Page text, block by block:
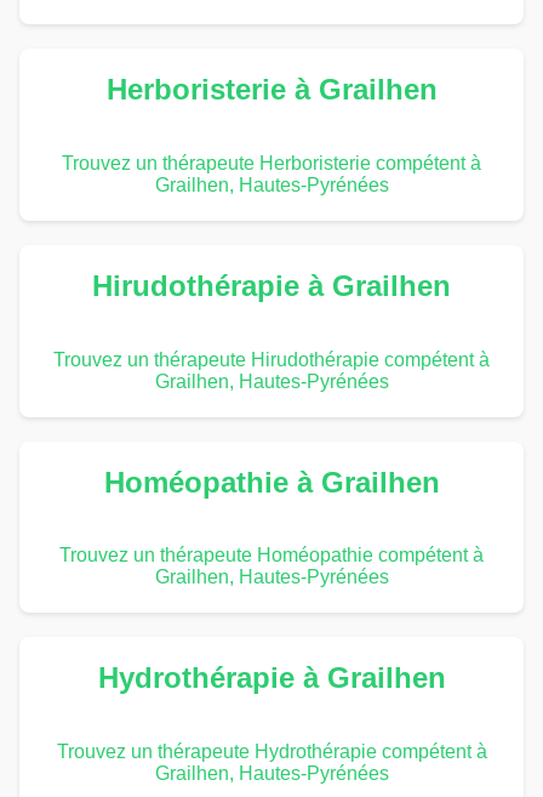
Herboristerie à Grailhen
Trouvez un thérapeute Herboristerie compétent à
Grailhen, Hautes-Pyrénées
Hirudothérapie à Grailhen
Trouvez un thérapeute Hirudothérapie compétent à
Grailhen, Hautes-Pyrénées
Homéopathie à Grailhen
Trouvez un thérapeute Homéopathie compétent à
Grailhen, Hautes-Pyrénées
Hydrothérapie à Grailhen
Trouvez un thérapeute Hydrothérapie compétent à
Grailhen, Hautes-Pyrénées